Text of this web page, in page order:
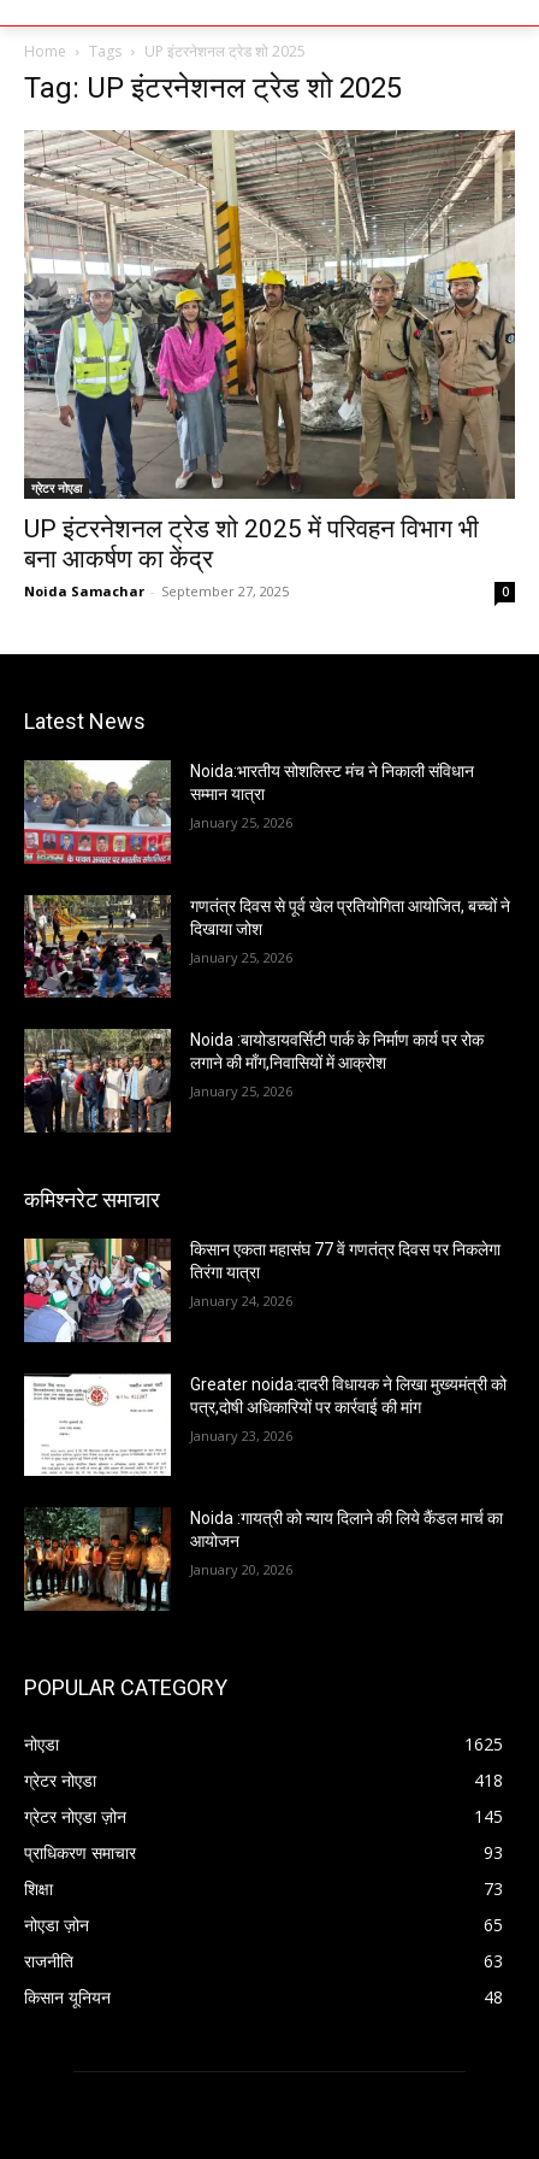
Home Tags UP इंटरनेशनल ट्रेड शो 2025
Tag: UP इंटरनेशनल ट्रेड शो 2025
ग्रेटर नोएडा
UP इंटरनेशनल ट्रेड शो 2025 में परिवहन विभाग भी
बना आकर्षण का केंद्र
Noida Samachar - September 27, 2025 0
Latest News
Noida:भारतीय सोशलिस्ट मंच ने निकाली संविधान
सम्मान यात्रा
January 25, 2026
गणतंत्र दिवस से पूर्व खेल प्रतियोगिता आयोजित, बच्चों ने
दिखाया जोश
January 25, 2026
Noida :बायोडायवर्सिटी पार्क के निर्माण कार्य पर रोक
लगाने की माँग,निवासियों में आक्रोश
January 25, 2026
कमिश्नरेट समाचार
किसान एकता महासंघ 77 वें गणतंत्र दिवस पर निकलेगा
तिरंगा यात्रा
January 24, 2026
Greater noida:दादरी विधायक ने लिखा मुख्यमंत्री को
पत्र,दोषी अधिकारियों पर कार्रवाई की मांग
January 23, 2026
Noida :गायत्री को न्याय दिलाने की लिये कैंडल मार्च का
आयोजन
January 20, 2026
POPULAR CATEGORY
नोएडा
1625
ग्रेटर नोएडा
418
ग्रेटर नोएडा ज़ोन
145
प्राधिकरण समाचार
93
शिक्षा
73
नोएडा ज़ोन
65
राजनीति
63
किसान यूनियन
48